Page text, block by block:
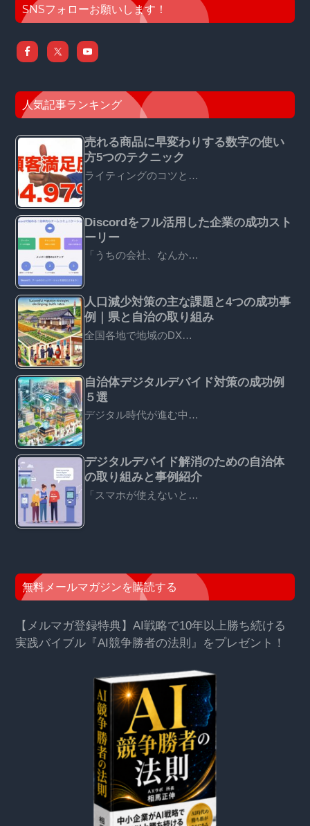
SNSフォローお願いします！
人気記事ランキング
売れる商品に早変わりする数字の使い
方5つのテクニック
ライティングのコツと…
Discordをフル活用した企業の成功スト
ーリー
「うちの会社、なんか…
人口減少対策の主な課題と4つの成功事
例｜県と自治の取り組み
全国各地で地域のDX…
自治体デジタルデバイド対策の成功例
５選
デジタル時代が進む中…
デジタルデバイド解消のための自治体
の取り組みと事例紹介
「スマホが使えないと…
無料メールマガジンを購読する
【メルマガ登録特典】AI戦略で10年以上勝ち続ける
実践バイブル『AI競争勝者の法則』をプレゼント！